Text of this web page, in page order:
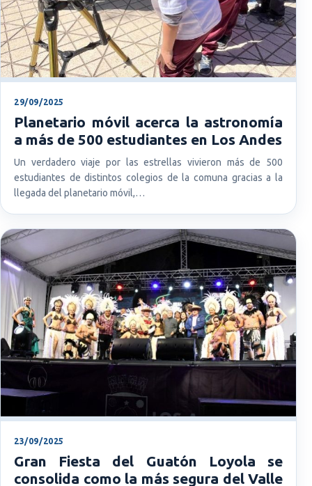
29/09/2025
Planetario móvil acerca la astronomía
a más de 500 estudiantes en Los Andes
Un verdadero viaje por las estrellas vivieron más de 500
estudiantes de distintos colegios de la comuna gracias a la
llegada del planetario móvil,…
23/09/2025
Gran Fiesta del Guatón Loyola se
consolida como la más segura del Valle